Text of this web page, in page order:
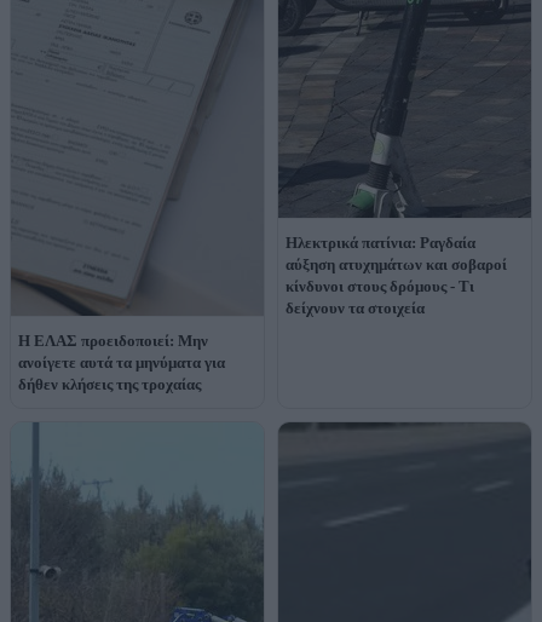
Η ΕΛΑΣ προειδοποιεί: Μην
ανοίγετε αυτά τα μηνύματα για
δήθεν κλήσεις της τροχαίας
Ηλεκτρικά πατίνια: Ραγδαία
αύξηση ατυχημάτων και σοβαροί
κίνδυνοι στους δρόμους - Τι
δείχνουν τα στοιχεία